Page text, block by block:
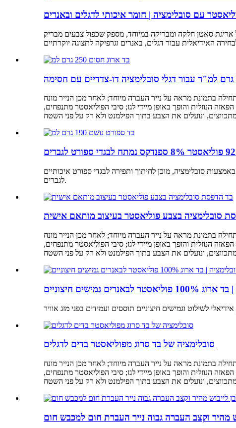
הבד, בעל אריגת סאטן חלקה ומבריקה במיוחד, מספק שכפול צבעים מבריק
בתמונת מראה על נייר העברה מיוחד; לאחר מכן הנייר מונח
30-40 שניות. תחת הלם תרמי זה, הצבע עוקף את הפאזה הנוזלית והופך באופן מיידי לגז; סיבי הפוליאסטר מתנפחים,
מצוינות. צבוע מראש בדוגמאות באמצעות סובלימציה, מוכן לחיתוך ותפירה לבגדי ספורט איכותיים
לגברים.
סובלימציה בצבע פוליאסטר בעיצוב מותאם אישית
בתמונת מראה על נייר העברה מיוחד; לאחר מכן הנייר מונח
30-40 שניות. תחת הלם תרמי זה, הצבע עוקף את הפאזה הנוזלית והופך באופן מיידי לגז; סיבי הפוליאסטר מתנפחים,
גמישים חיצוניים
סובלימציה של בד סרוג מפוליאסטר בדים לדגלים
בתמונת מראה על נייר העברה מיוחד; לאחר מכן הנייר מונח
30-40 שניות. תחת הלם תרמי זה, הצבע עוקף את הפאזה הנוזלית והופך באופן מיידי לגז; סיבי הפוליאסטר מתנפחים,
מהיר וקצב העברה גבוה נייר העברת חום למכבש חום